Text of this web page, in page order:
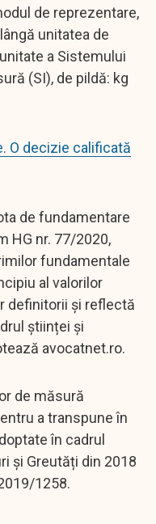
de reprezentare,
unitatea de
a Sistemului
(SI), de pildă: kg
O decizie calificată
de fundamentare
HG nr. 77/2020,
fundamentale
al valorilor
definitorii și reflectă
științei și
avocatnet.ro.
de măsură
a transpune în
în cadrul
și Greutăți din 2018
1258.